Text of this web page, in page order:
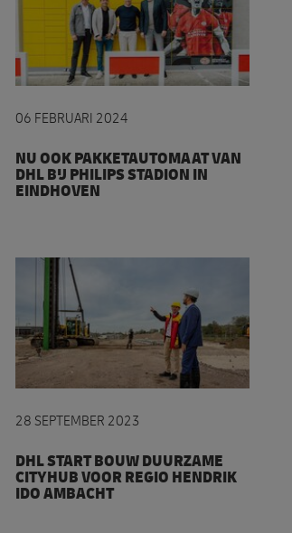
06 FEBRUARI 2024
NU OOK PAKKETAUTOMAAT VAN
DHL BIJ PHILIPS STADION IN
EINDHOVEN
28 SEPTEMBER 2023
DHL START BOUW DUURZAME
CITYHUB VOOR REGIO HENDRIK
IDO AMBACHT